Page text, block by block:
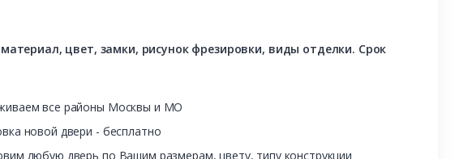
цвет, замки, рисунок фрезировки, виды отделки. Срок
все районы Москвы и МО
новой двери - бесплатно
любую дверь по Вашим размерам, цвету, типу конструкции